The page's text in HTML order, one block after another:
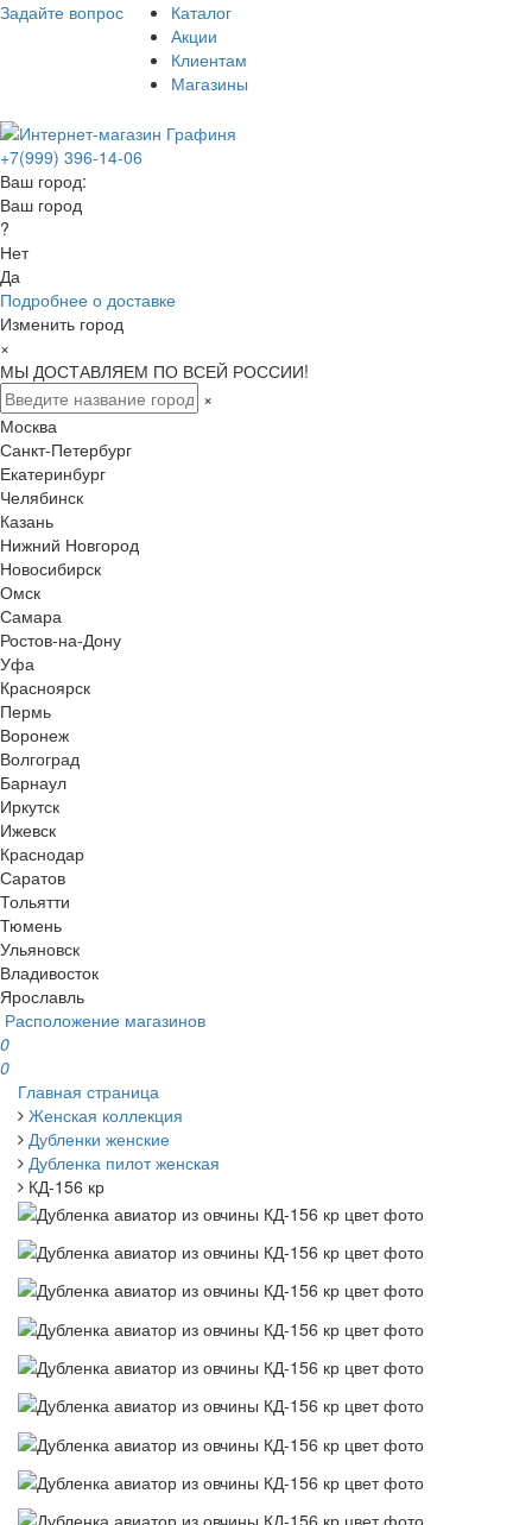
Задайте вопрос
Каталог
Акции
Клиентам
Магазины
+7(999) 396-14-06
Ваш город:
Ваш город
?
Нет
Да
Подробнее о доставке
Изменить город
×
МЫ ДОСТАВЛЯЕМ ПО ВСЕЙ РОССИИ!
×
Москва
Санкт-Петербург
Екатеринбург
Челябинск
Казань
Нижний Новгород
Новосибирск
Омск
Самара
Ростов-на-Дону
Уфа
Красноярск
Пермь
Воронеж
Волгоград
Барнаул
Иркутск
Ижевск
Краснодар
Саратов
Тольятти
Тюмень
Ульяновск
Владивосток
Ярославль
Расположение магазинов
0
0
Главная страница
Женская коллекция
Дубленки женские
Дубленка пилот женская
КД-156 кр